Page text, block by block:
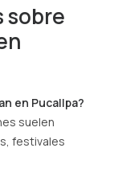
sobre
en Pucallpa?
suelen
festivales